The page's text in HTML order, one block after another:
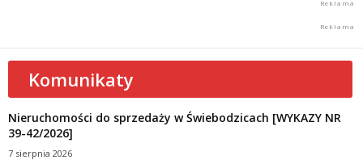
Komunikaty
Nieruchomości do sprzedaży w Świebodzicach [WYKAZY NR
39-42/2026]
7 sierpnia 2026